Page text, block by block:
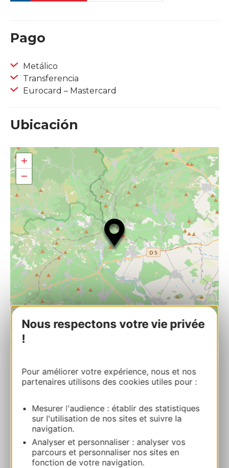
Nous respectons votre vie privée
!
Pour améliorer votre expérience, nous et nos
partenaires utilisons des cookies utiles pour :
Mesurer l'audience : établir des statistiques
sur l'utilisation de nos sites et suivre la
navigation.
Analyser et personnaliser : analyser vos
parcours et personnaliser nos sites en
fonction de votre navigation.
Pago
Metálico
Transferencia
Eurocard – Mastercard
Ubicación
+
−
LA FOUNT DEL BOSC
Ruta y acceso
+33 6 27 23 17 95